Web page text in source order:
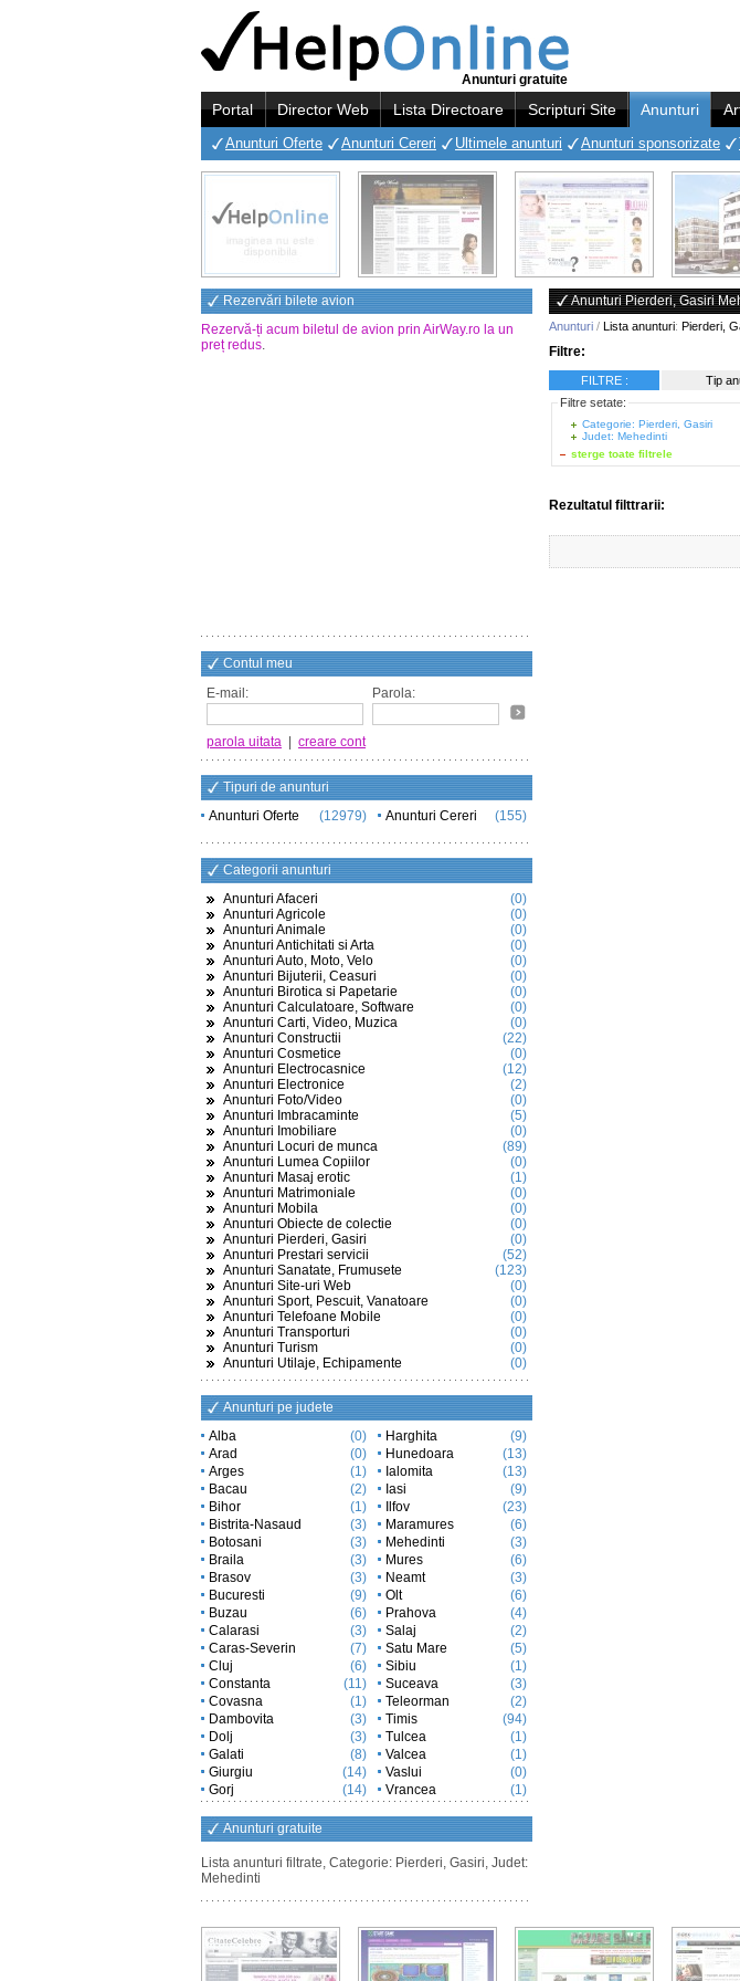
Anunturi gratuite
Portal Director Web Lista Directoare Scripturi Site Anunturi
Anunturi Oferte Anunturi Cereri Ultimele anunturi Anunturi sponsorizate
Rezervări bilete avion
Rezervă-ți acum biletul de avion prin AirWay.ro la un
preț redus.
Contul meu
E-mail:
Parola:
parola uitata creare cont
Tipuri de anunturi
Anunturi Oferte
(12979) Anunturi Cereri (155)
Categorii anunturi
Anunturi Afaceri
(0)
Anunturi Agricole
(0)
Anunturi Animale
(0)
Anunturi Antichitati si Arta
(0)
Anunturi Auto, Moto, Velo
(0)
Anunturi Bijuterii, Ceasuri
(0)
Anunturi Birotica si Papetarie
(0)
Anunturi Calculatoare, Software
(0)
Anunturi Carti, Video, Muzica
(0)
Anunturi Constructii
(22)
Anunturi Cosmetice
(0)
Anunturi Electrocasnice
(12)
Anunturi Electronice
(2)
Anunturi Foto/Video
(0)
Anunturi Imbracaminte
(5)
Anunturi Imobiliare
(0)
Anunturi Locuri de munca
(89)
Anunturi Lumea Copiilor
(0)
Anunturi Masaj erotic
(1)
Anunturi Matrimoniale
(0)
Anunturi Mobila
(0)
Anunturi Obiecte de colectie
(0)
Anunturi Pierderi, Gasiri
(0)
Anunturi Prestari servicii
(52)
Anunturi Sanatate, Frumusete
(123)
Anunturi Site-uri Web
(0)
Anunturi Sport, Pescuit, Vanatoare
(0)
Anunturi Telefoane Mobile
(0)
Anunturi Transporturi
(0)
Anunturi Turism
(0)
Anunturi Utilaje, Echipamente
(0)
Anunturi pe judete
Alba
(0)
Arad
(0)
Arges
(1)
Bacau
(2)
Bihor
(1)
Bistrita-Nasaud
(3)
Botosani
(3)
Braila
(3)
Brasov
(3)
Bucuresti
(9)
Buzau
(6)
Calarasi
(3)
Caras-Severin
(7)
Cluj
(6)
Constanta
(11)
Covasna
(1)
Dambovita
(3)
Dolj
(3)
Galati
(8)
Giurgiu
(14)
Gorj
(14)
Harghita
(9)
Hunedoara
(13)
Ialomita
(13)
Iasi
(9)
Ilfov
(23)
Maramures
(6)
Mehedinti
(3)
Mures
(6)
Neamt
(3)
Olt
(6)
Prahova
(4)
Salaj
(2)
Satu Mare
(5)
Sibiu
(1)
Suceava
(3)
Teleorman
(2)
Timis
(94)
Tulcea
(1)
Valcea
(1)
Vaslui
(0)
Vrancea
(1)
Anunturi gratuite
Lista anunturi filtrate, Categorie: Pierderi, Gasiri, Judet:
Mehedinti
Anunturi Pierderi, Gasiri
Anunturi / Lista anunturi: Pierderi,
Filtre:
FILTRE : Tip
Filtre setate:
Categorie: Pierderi, Gasiri
Judet: Mehedinti
sterge toate filtrele
Rezultatul filttrarii: